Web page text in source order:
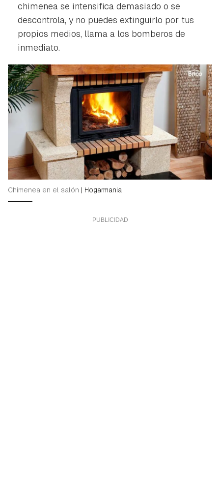
chimenea se intensifica demasiado o se
descontrola, y no puedes extinguirlo por tus
propios medios, llama a los bomberos de
inmediato.
Chimenea en el salón | Hogarmania